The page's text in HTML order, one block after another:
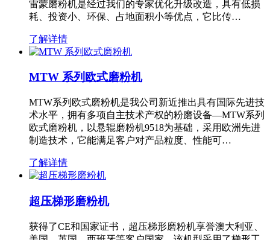
雷蒙磨粉机是经过我们的专家优化升级改造，具有低损
耗、投资小、环保、占地面积小等优点，它比传…
了解详情
MTW 系列欧式磨粉机
MTW系列欧式磨粉机是我公司新近推出具有国际先进技
术水平，拥有多项自主技术产权的粉磨设备—MTW系列
欧式磨粉机，以悬辊磨粉机9518为基础，采用欧洲先进
制造技术，它能满足客户对产品粒度、性能可…
了解详情
超压梯形磨粉机
获得了CE和国家证书，超压梯形磨粉机享誉澳大利亚、